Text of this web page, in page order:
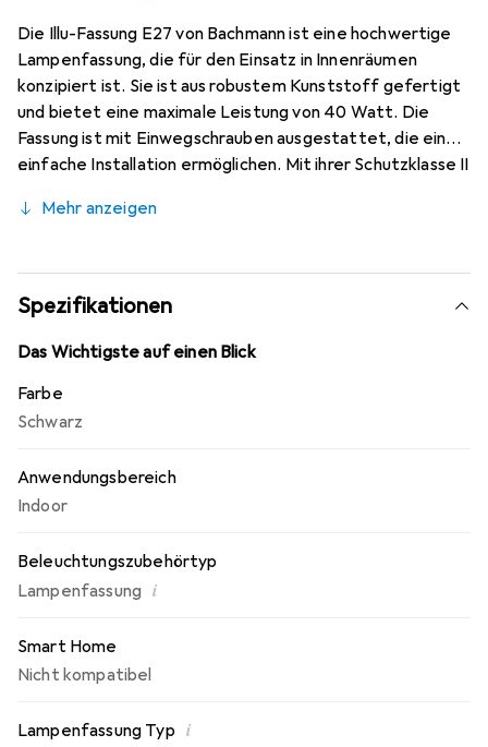
Die Illu-Fassung E27 von Bachmann ist eine hochwertige
Lampenfassung, die für den Einsatz in Innenräumen
konzipiert ist. Sie ist aus robustem Kunststoff gefertigt
und bietet eine maximale Leistung von 40 Watt. Die
Fassung ist mit Einwegschrauben ausgestattet, die eine
einfache Installation ermöglichen. Mit ihrer Schutzklasse II
verschiedene Beleuchtungsanwendungen. Die Fassung
eine praktische Handhabung und Lagerung gewährleistet.
Die Illu-Fassung E27 ist eine zuverlässige Wahl für alle, die
eine funktionale und langlebige Lösung für ihre
Beleuchtungsbedürfnisse suchen.
Mehr anzeigen
Spezifikationen
Das Wichtigste auf einen Blick
Farbe
Schwarz
Anwendungsbereich
Indoor
Beleuchtungszubehörtyp
Lampenfassung i
Smart Home
Nicht kompatibel
Lampenfassung Typ i